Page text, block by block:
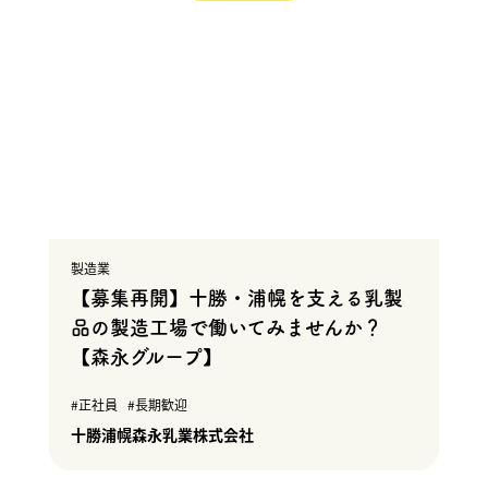
製造業
【募集再開】十勝・浦幌を支える乳製
品の製造工場で働いてみませんか？
【森永グループ】
正社員 長期歓迎
十勝浦幌森永乳業株式会社